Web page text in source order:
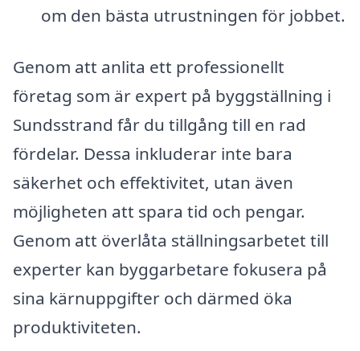
om den bästa utrustningen för jobbet.
Genom att anlita ett professionellt
företag som är expert på byggställning i
Sundsstrand får du tillgång till en rad
fördelar. Dessa inkluderar inte bara
säkerhet och effektivitet, utan även
möjligheten att spara tid och pengar.
Genom att överlåta ställningsarbetet till
experter kan byggarbetare fokusera på
sina kärnuppgifter och därmed öka
produktiviteten.